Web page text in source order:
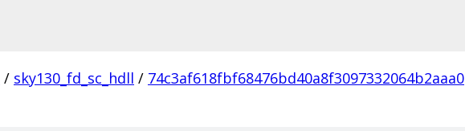
/ sky130_fd_sc_hdll / 74c3af618fbf68476bd40a8f3097332064b2aaa0